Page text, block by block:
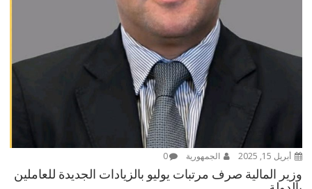
أبريل 15, 2025 الجمهورية 0
وزير المالية صرف مرتبات يوليو بالزيادات الجديدة للعاملين